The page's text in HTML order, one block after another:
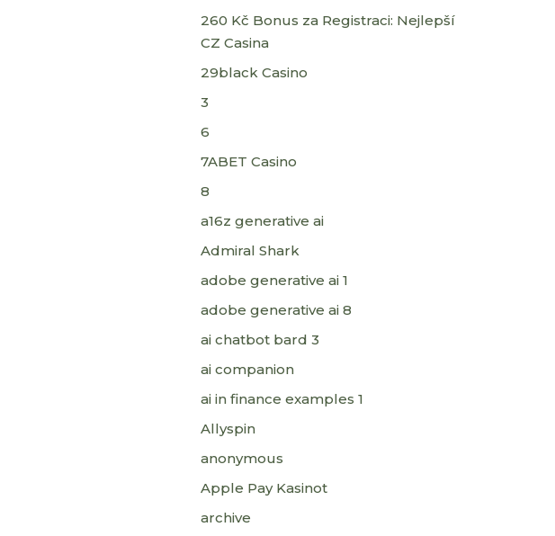
260 Kč Bonus za Registraci: Nejlepší
CZ Casina
29black Casino
3
6
7ABET Casino
8
a16z generative ai
Admiral Shark
adobe generative ai 1
adobe generative ai 8
ai chatbot bard 3
ai companion
ai in finance examples 1
Allyspin
anonymous
Apple Pay Kasinot
archive